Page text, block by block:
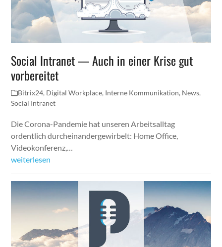
Social Intranet — Auch in einer Krise gut
vorbereitet
Bitrix24, Digital Workplace, Interne Kommunikation, News,
Social Intranet
Die Corona-Pandemie hat unseren Arbeitsalltag
ordentlich durcheinandergewirbelt: Home Office,
Videokonferenz,…
weiterlesen